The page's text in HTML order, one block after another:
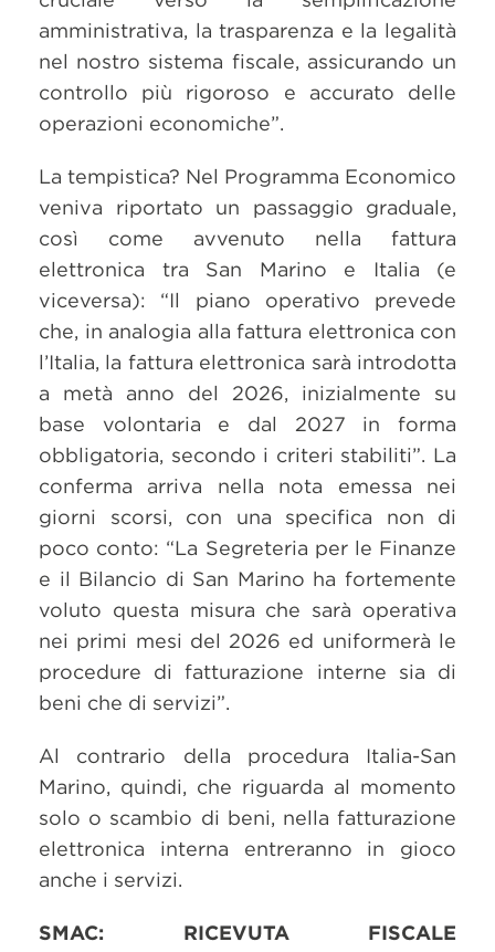
amministrativa, la trasparenza e la legalità
nel nostro sistema fiscale, assicurando un
controllo più rigoroso e accurato delle
operazioni economiche”.
La tempistica? Nel Programma Economico
veniva riportato un passaggio graduale,
così come avvenuto nella fattura
elettronica tra San Marino e Italia (e
viceversa): “Il piano operativo prevede
che, in analogia alla fattura elettronica con
l’Italia, la fattura elettronica sarà introdotta
a metà anno del 2026, inizialmente su
base volontaria e dal 2027 in forma
obbligatoria, secondo i criteri stabiliti”. La
conferma arriva nella nota emessa nei
giorni scorsi, con una specifica non di
poco conto: “La Segreteria per le Finanze
e il Bilancio di San Marino ha fortemente
voluto questa misura che sarà operativa
nei primi mesi del 2026 ed uniformerà le
procedure di fatturazione interne sia di
beni che di servizi”.
Al contrario della procedura Italia-San
Marino, quindi, che riguarda al momento
solo o scambio di beni, nella fatturazione
elettronica interna entreranno in gioco
anche i servizi.
SMAC: RICEVUTA FISCALE